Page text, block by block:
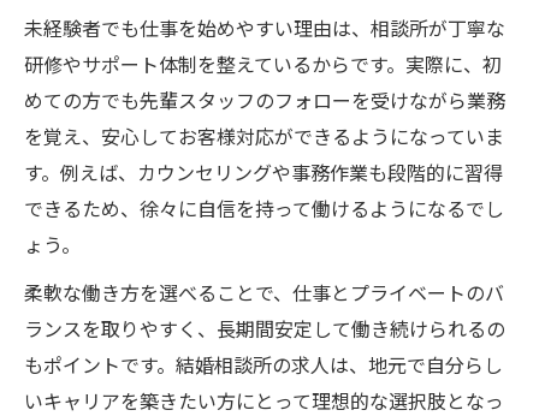
未経験者でも仕事を始めやすい理由は、相談所が丁寧な
研修やサポート体制を整えているからです。実際に、初
めての方でも先輩スタッフのフォローを受けながら業務
を覚え、安心してお客様対応ができるようになっていま
す。例えば、カウンセリングや事務作業も段階的に習得
できるため、徐々に自信を持って働けるようになるでし
ょう。
柔軟な働き方を選べることで、仕事とプライベートのバ
ランスを取りやすく、長期間安定して働き続けられるの
もポイントです。結婚相談所の求人は、地元で自分らし
いキャリアを築きたい方にとって理想的な選択肢となっ